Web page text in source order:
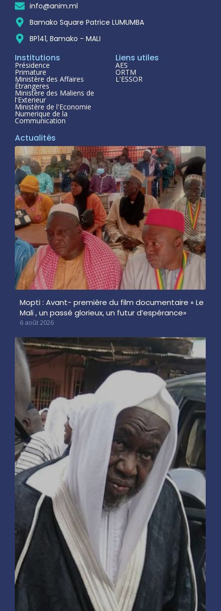
info@anim.ml
Bamako Square Patrice LUMUMBA
BP141, Bamako - MALI
Institutions
Présidence
Primature
Ministère des Affaires
Étrangeres
Ministère des Maliens de
l'Exterieur
Ministère de l'Economie
Numerique de la
Communication
Liens utiles
AES
ORTM
L'ESSOR
Actualités
Mopti : Avant- première du film documentaire « Le
Mali , un passé glorieux, un futur d’espérance»
6 août 2026